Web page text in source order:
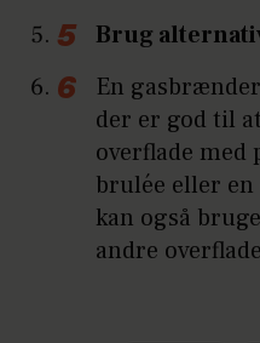
Brug
En
der er god til
overflade med
brulée eller
kan også
andre